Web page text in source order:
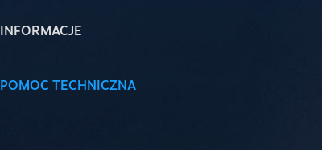
INFORMACJE
POMOC TECHNICZNA